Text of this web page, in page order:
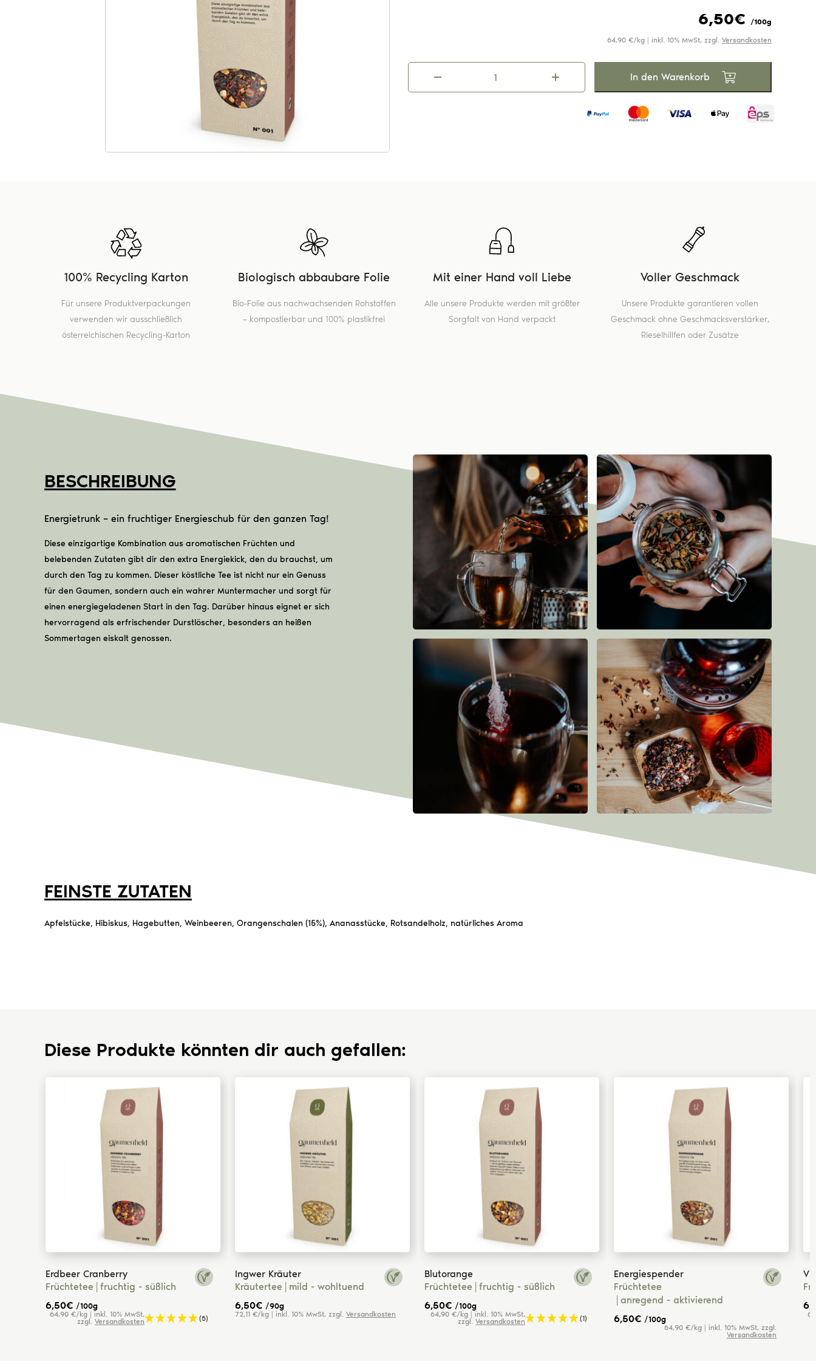
6,50€ /100g
64,90 €/kg | inkl. 10% MwSt, zzgl. Versandkosten
In den Warenkorb
100% Recycling Karton
Für unsere Produktverpackungen
verwenden wir ausschließlich
österreichischen Recycling-Karton
Biologisch abbaubare Folie
Bio-Folie aus nachwachsenden Rohstoffen
– kompostierbar und 100% plastikfrei
Mit einer Hand voll Liebe
Alle unsere Produkte werden mit größter
Sorgfalt von Hand verpackt
Voller Geschmack
Unsere Produkte garantieren vollen
Geschmack ohne Geschmacksverstärker,
Rieselhillfen oder Zusätze
BESCHREIBUNG
Energietrunk – ein fruchtiger Energieschub für den ganzen Tag!
Diese einzigartige Kombination aus aromatischen Früchten und
belebenden Zutaten gibt dir den extra Energiekick, den du brauchst, um
durch den Tag zu kommen. Dieser köstliche Tee ist nicht nur ein Genuss
für den Gaumen, sondern auch ein wahrer Muntermacher und sorgt für
einen energiegeladenen Start in den Tag. Darüber hinaus eignet er sich
hervorragend als erfrischender Durstlöscher, besonders an heißen
Sommertagen eiskalt genossen.
FEINSTE ZUTATEN
Apfelstücke, Hibiskus, Hagebutten, Weinbeeren, Orangenschalen (15%), Ananasstücke, Rotsandelholz, natürliches Aroma
Diese Produkte könnten dir auch gefallen:
Erdbeer Cranberry
Früchtetee
fruchtig - süßlich
6,50€ /100g
64,90 €/kg | inkl. 10% MwSt,
zzgl. Versandkosten (5)
Ingwer Kräuter
Kräutertee
mild - wohltuend
6,50€ /90g
72,11 €/kg | inkl. 10% MwSt, zzgl. Versandkosten
Blutorange
Früchtetee
fruchtig - süßlich
6,50€ /100g
64,90 €/kg | inkl. 10% MwSt,
zzgl. Versandkosten (1)
Energiespender
Früchtetee
anregend - aktivierend
6,50€ /100g
64,90 €/kg | inkl. 10% MwSt, zzgl.
Versandkosten